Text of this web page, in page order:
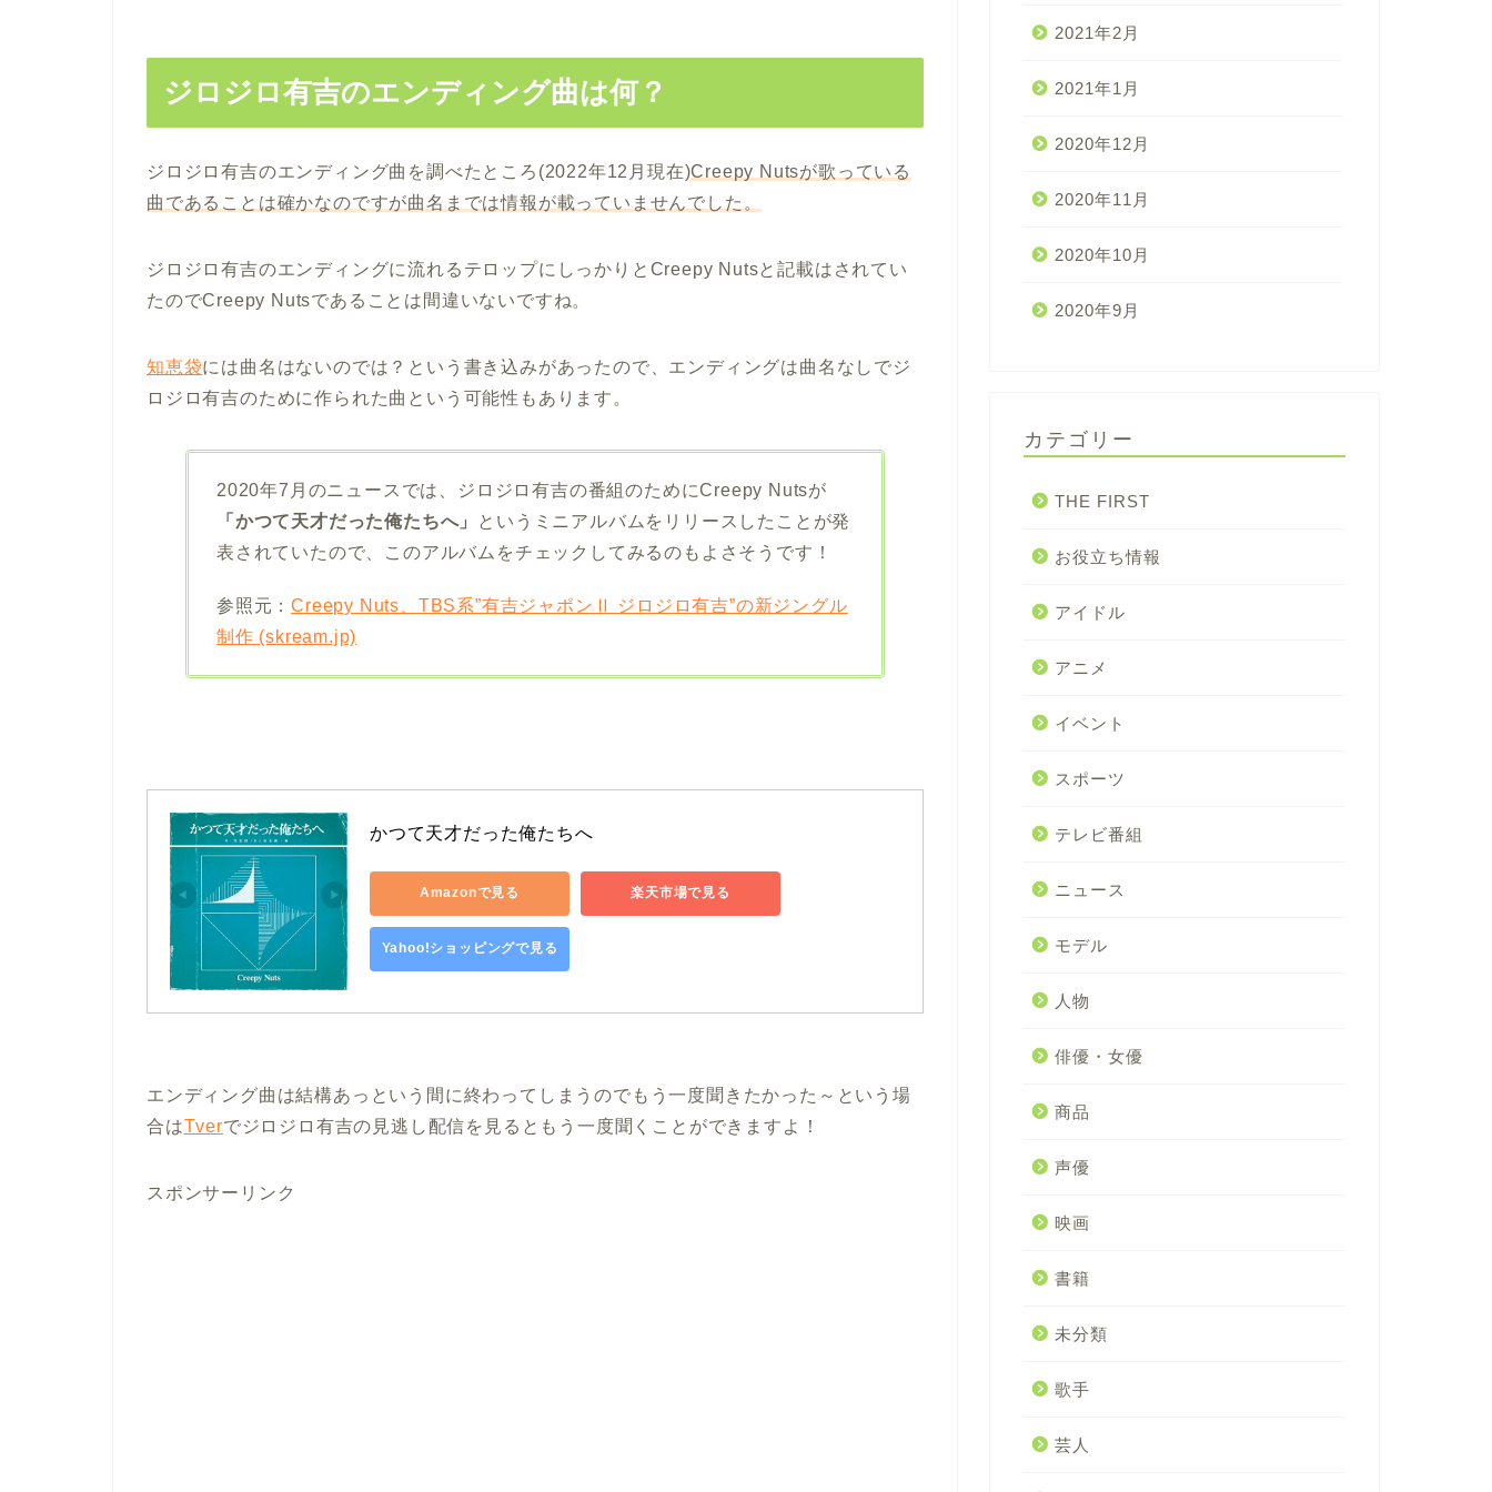
ジロジロ有吉のエンディング曲は何？
ジロジロ有吉のエンディング曲を調べたところ(2022年12月現在)Creepy Nutsが歌っている
曲であることは確かなのですが曲名までは情報が載っていませんでした。
ジロジロ有吉のエンディングに流れるテロップにしっかりとCreepy Nutsと記載はされてい
たのでCreepy Nutsであることは間違いないですね。
知恵袋には曲名はないのでは？という書き込みがあったので、エンディングは曲名なしでジ
ロジロ有吉のために作られた曲という可能性もあります。
2020年7月のニュースでは、ジロジロ有吉の番組のためにCreepy Nutsが
「かつて天才だった俺たちへ」
というミニアルバムをリリースしたことが発
表されていたので、このアルバムをチェックしてみるのもよさそうです！
参照元：Creepy Nuts、TBS系”有吉ジャポンⅡ ジロジロ有吉”の新ジングル
制作 (skream.jp)
かつて天才だった俺たちへ
Amazonで見る 楽天市場で見る
Yahoo!ショッピングで見る
エンディング曲は結構あっという間に終わってしまうのでもう一度聞きたかった～という場
合はTverでジロジロ有吉の見逃し配信を見るともう一度聞くことができますよ！
スポンサーリンク
2021年2月
2021年1月
2020年12月
2020年11月
2020年10月
2020年9月
カテゴリー
THE FIRST
お役立ち情報
アイドル
アニメ
イベント
スポーツ
テレビ番組
ニュース
モデル
人物
俳優・女優
商品
声優
映画
書籍
未分類
歌手
芸人